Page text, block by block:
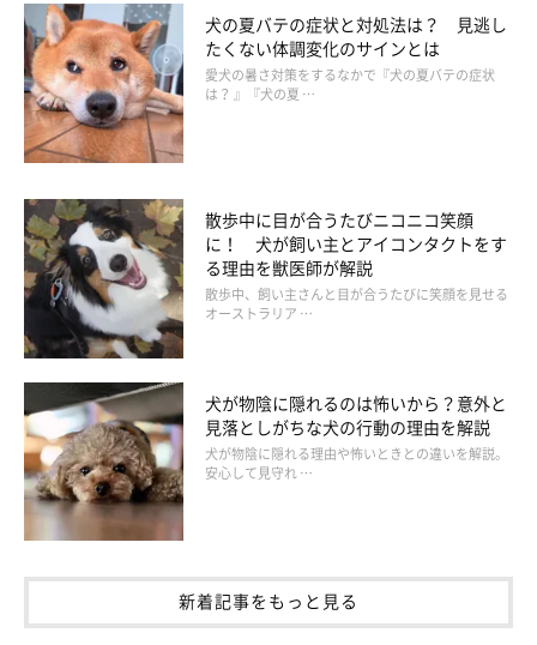
用！
まいにちのいぬ・ねこのきもちアプリ
犬の夏バテの症状と対処法は？ 見逃し
たくない体調変化のサインとは
愛犬の暑さ対策をするなかで『犬の夏バテの症状
は？ 』『犬の夏 …
散歩中に目が合うたびニコニコ笑顔
に！ 犬が飼い主とアイコンタクトをす
る理由を獣医師が解説
散歩中、飼い主さんと目が合うたびに笑顔を見せる
オーストラリア …
犬が物陰に隠れるのは怖いから？意外と
見落としがちな犬の行動の理由を解説
犬が物陰に隠れる理由や怖いときとの違いを解説。
安心して見守れ …
新着記事をもっと見る